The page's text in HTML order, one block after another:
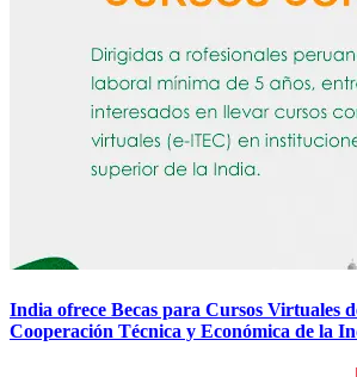
India ofrece Becas para Cursos Virtuales
Cooperación Técnica y Económica de la